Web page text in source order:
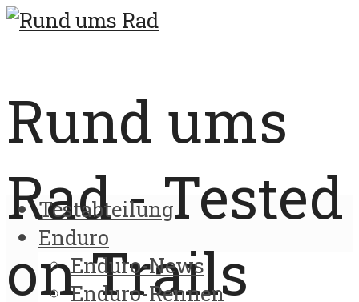
Rund ums
Rad - Tested
on Trails
Testabteilung
Enduro
Enduro-News
Enduro-Rennen